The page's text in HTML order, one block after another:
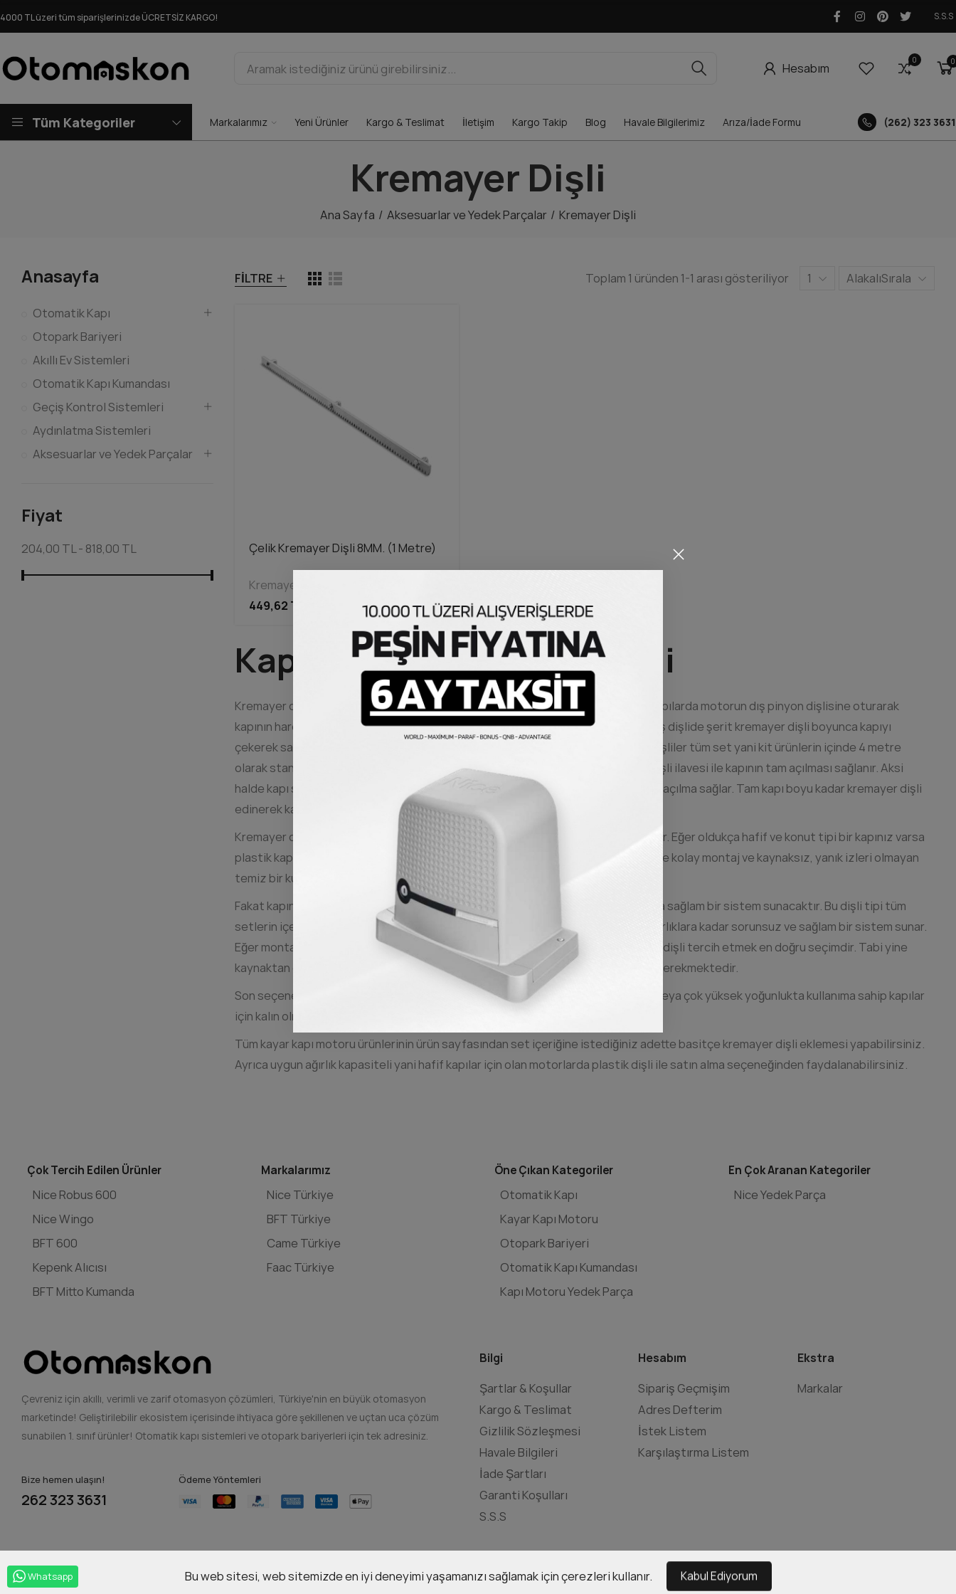
4000 TL üzeri tüm siparişlerinizde ÜCRETSİZ KARGO! S.S.S
Hesabım
0 0
Tüm Kategoriler Markalarımız Yeni Ürünler Kargo & Teslimat İletişim Kargo Takip Blog Havale Bilgilerimiz Arıza/İade Formu (262) 323 3631
Kremayer Dişli
Ana Sayfa Aksesuarlar ve Yedek Parçalar Kremayer Dişli
FILTRE Toplam 1 üründen 1-1 arası gösteriliyor 1 AlakalıSırala
Çelik Kremayer Dişli 8MM. (1 Metre)
Kremayer Dişli
449,62 TL
Kapı Motoru Kremayer Dişli
Kremayer dişli ürünleri kayar kapı motoru dişlisi ismi ile de bilinmektedir. Kayar kapılarda motorun dış pinyon dişlisine oturarak
kapının hareketini sağlar. İç dişliden gelen motorun gücü dış dişliye aktarılır ve dış dişlide şerit kremayer dişli boyunca kapıyı
çekerek sağ ve sol hareketleri gerçekleştirir. Tüm hareketi sağlayan kremayer dişliler tüm set yani kit ürünlerin içinde 4 metre
olarak standart şekilde bulunur. 4 metre uzunluğundan büyük kapılarda ekstra dişli ilavesi ile kapının tam açılması sağlanır. Aksi
halde kapı sadece 4 metrelik bir dişli boyunca hareket edeceği için 4 metrelik bir açılma sağlar. Tam kapı boyu kadar kremayer dişli
edinerek kapınızın tam ve kusursuz şekilde açılması sağlanır.
Kremayer dişliler kapının ağırlığına ve bazen de yoğunluğa göre farklı türlere ayrılır. Eğer oldukça hafif ve konut tipi bir kapınız varsa
plastik kaplama kremayer tercih etmek hem sessiz çalışma avantajı sağlar, hemde kolay montaj ve kaynaksız, yanık izleri olmayan
temiz bir kurulum sağlar.
Fakat kapınız standart bir ağırlığa sahip ise 8mm. çelik dişli tercih etmek çok daha sağlam bir sistem sunacaktır. Bu dişli tipi tüm
setlerin içerisinde bulunan standart ve en çok tercih edilen dişlilerdir. Yüksek ağırlıklara kadar sorunsuz ve sağlam bir sistem sunar.
Eğer montaj konusunda destek alınacak ise veya kaynak bilginiz varsa 8mm. çelik dişli tercih etmek en doğru seçimdir. Tabi yine
kaynaktan doğacak kaynak izleri ve hafif sesli çalışma durumlarını göze almanız gerekmektedir.
Son seçeneğiniz ise 12mm. kalın dişli tercih etmektir. Bu dişliler yüksek ağırlıkta veya çok yüksek yoğunlukta kullanıma sahip kapılar
için kalın olması sebebi ile daha uygundur ve daha uzun ömürlü bir sistem sunar.
Tüm kayar kapı motoru ürünlerinin ürün sayfasından set içeriğine istediğiniz adette basitçe kremayer dişli eklemesi yapabilirsiniz.
Ayrıca uygun ağırlık kapasiteli yani hafif kapılar için olan motorlarda plastik dişli ile satın alma seçeneğinden faydalanabilirsiniz.
Anasayfa
Otomatik Kapı
Otopark Bariyeri
Akıllı Ev Sistemleri
Otomatik Kapı Kumandası
Geçiş Kontrol Sistemleri
Aydınlatma Sistemleri
Aksesuarlar ve Yedek Parçalar
Fiyat
204,00 TL - 818,00 TL
Çok Tercih Edilen Ürünler
Nice Robus 600
Nice Wingo
BFT 600
Kepenk Alıcısı
BFT Mitto Kumanda
Markalarımız
Nice Türkiye
BFT Türkiye
Came Türkiye
Faac Türkiye
Öne Çıkan Kategoriler
Otomatik Kapı
Kayar Kapı Motoru
Otopark Bariyeri
Otomatik Kapı Kumandası
Kapı Motoru Yedek Parça
En Çok Aranan Kategoriler
Nice Yedek Parça
Çevreniz için akıllı, verimli ve zarif otomasyon çözümleri, Türkiye'nin en büyük otomasyon
marketinde! Geliştirilebilir ekosistem içerisinde ihtiyaca göre şekillenen ve uçtan uca çözüm
sunabilen 1. sınıf ürünler! Otomatik kapı sistemleri ve otopark bariyerleri için tek adresiniz.
Bize hemen ulaşın!
262 323 3631
Ödeme Yöntemleri
Bilgi
Şartlar & Koşullar
Kargo & Teslimat
Gizlilik Sözleşmesi
Havale Bilgileri
İade Şartları
Garanti Koşulları
S.S.S
Hesabım
Sipariş Geçmişim
Adres Defterim
İstek Listem
Karşılaştırma Listem
Ekstra
Markalar
Copyright © 2026 Otomaskon Bu web sitesi, web sitemizde en iyi deneyimi yaşamanızı sağlamak için çerezleri kullanır. Kabul Ediyorum
Whatsapp